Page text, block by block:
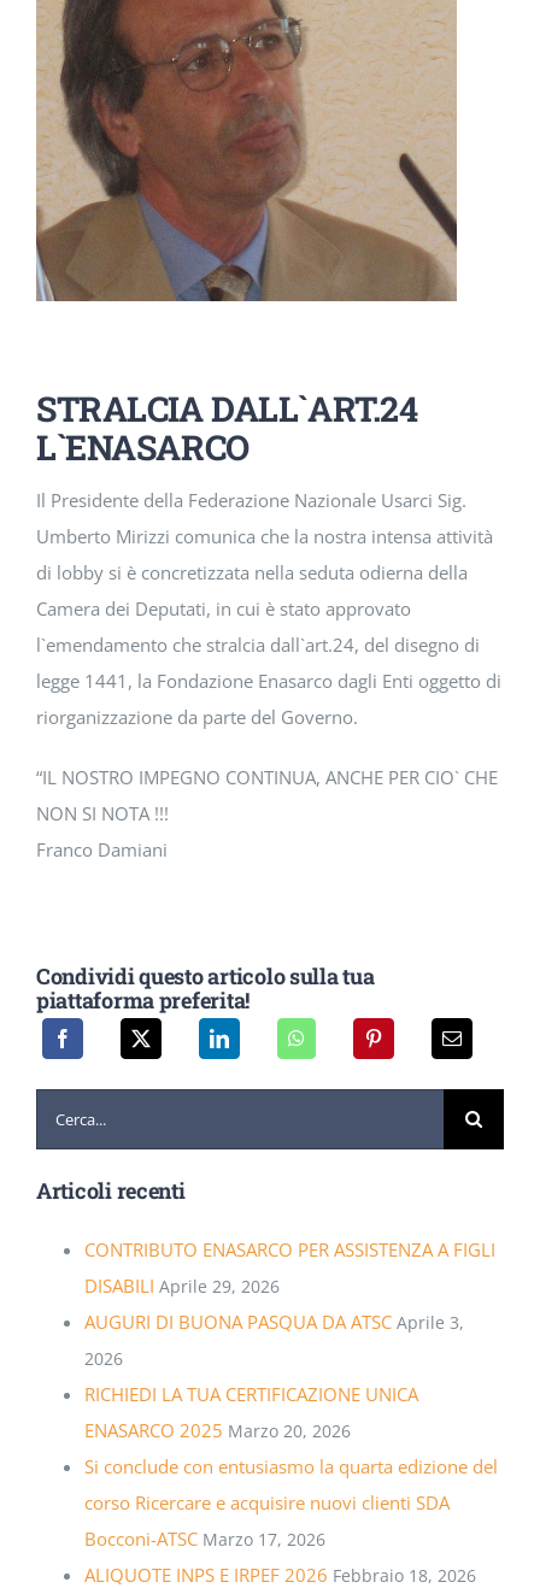
DOWNLOAD
SOSTENIBILITÀ
ACADEMY
STRALCIA DALL`ART.24
L`ENASARCO
Il Presidente della Federazione Nazionale Usarci Sig.
Umberto Mirizzi comunica che la nostra intensa attività
di lobby si è concretizzata nella seduta odierna della
Camera dei Deputati, in cui è stato approvato
l`emendamento che stralcia dall`art.24, del disegno di
legge 1441, la Fondazione Enasarco dagli Enti oggetto di
riorganizzazione da parte del Governo.
“IL NOSTRO IMPEGNO CONTINUA, ANCHE PER CIO` CHE
NON SI NOTA !!!
Franco Damiani
Condividi questo articolo sulla tua
piattaforma preferita!
Articoli recenti
CONTRIBUTO ENASARCO PER ASSISTENZA A FIGLI
DISABILI Aprile 29, 2026
AUGURI DI BUONA PASQUA DA ATSC Aprile 3,
2026
RICHIEDI LA TUA CERTIFICAZIONE UNICA
ENASARCO 2025 Marzo 20, 2026
Si conclude con entusiasmo la quarta edizione del
corso Ricercare e acquisire nuovi clienti SDA
Bocconi-ATSC Marzo 17, 2026
ALIQUOTE INPS E IRPEF 2026 Febbraio 18, 2026